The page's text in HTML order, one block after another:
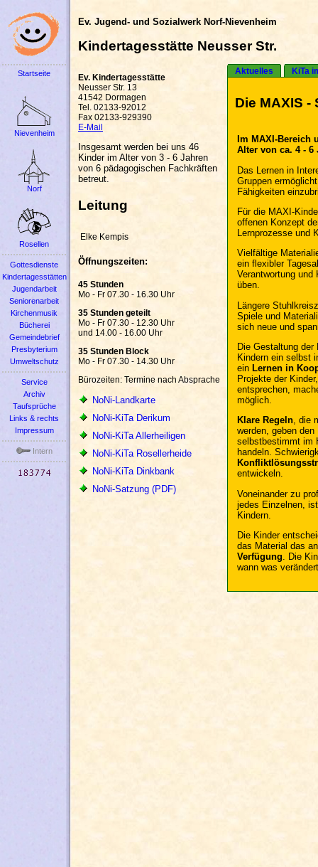
Ev. Jugend- und Sozialwerk Norf-Nievenheim
Kindertagesstätte Neusser Str.
Startseite
Nievenheim
Norf
Rosellen
Gottesdienste
Kindertagesstätten
Jugendarbeit
Seniorenarbeit
Kirchenmusik
Bücherei
Gemeindebrief
Presbyterium
Umweltschutz
Service
Archiv
Taufsprüche
Links & rechts
Impressum
Intern
Aktuelles KiTa
Die MAXIS
Im MAXI-
Alter von ca. 4 - 6
Das Lernen in
Gruppen
Fähigkeiten
Für die MAXI-
offenen Konzept
Lernprozesse und
Vielfältige
ein flexibler
Verantwortung und
üben.
Längere
Spiele und
sich neue und
Die Gestaltung
Kindern ein selbst
ein Lernen in
Projekte der
entsprechen,
möglich.
Klare Regeln, die
werden, geben
selbstbestimmt im
handeln.
entwickeln.
Voneinander zu
jedes Einzelnen,
Kindern.
Die Kinder
das Material das
Verfügung . Die
wann was
Ev. Kindertagesstätte
Neusser Str. 13
41542 Dormagen
Tel. 02133-92012
Fax 02133-929390
E-Mail
Insgesamt werden bei uns 46
Kinder im Alter von 3 - 6 Jahren
von 6 pädagogischen Fachkräften
betreut.
Leitung
Elke Kempis
Öffnungszeiten:
45 Stunden
Mo - Fr 07.30 - 16.30 Uhr
35 Stunden geteilt
Mo - Fr 07.30 - 12.30 Uhr
und 14.00 - 16.00 Uhr
35 Stunden Block
Mo - Fr 07.30 - 14.30 Uhr
Bürozeiten: Termine nach Absprache
NoNi-Landkarte
NoNi-KiTa Derikum
NoNi-KiTa Allerheiligen
NoNi-KiTa Rosellerheide
NoNi-KiTa Dinkbank
NoNi-Satzung (PDF)